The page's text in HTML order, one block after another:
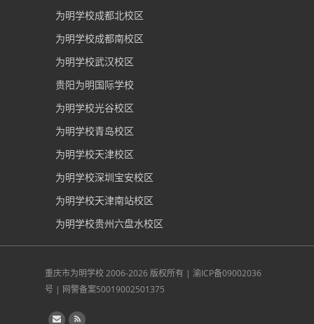
为明学校成都北校区
为明学校成都南校区
为明学校武汉校区
贵阳为明国际学校
为明学校光谷校区
为明学校青岛校区
为明学校天津校区
为明学校深圳宝安校区
为明学校天津南站校区
为明学校贵州六盘水校区
重庆市为明学校2006-2026 版权所有 | 渝ICP备09002036
号 | 网警备案50019002501375